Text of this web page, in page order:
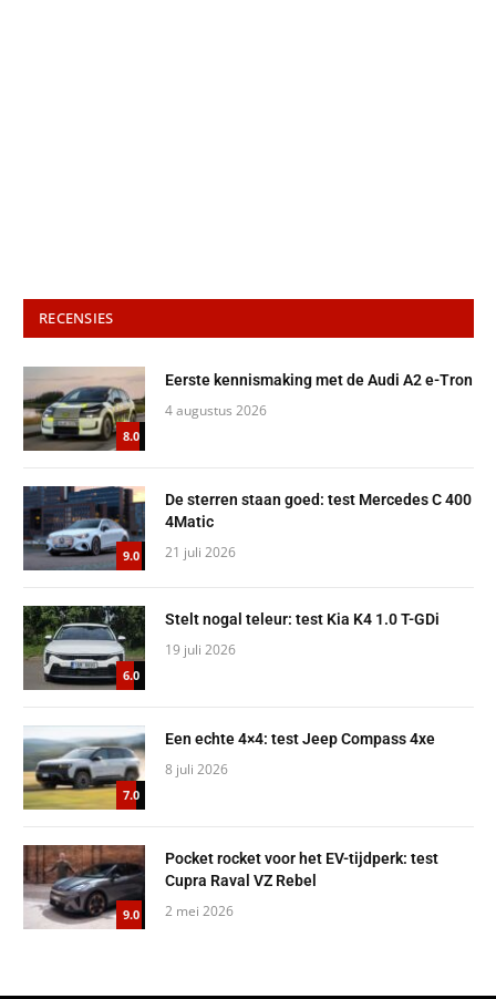
RECENSIES
8.0
Eerste kennismaking met de Audi A2 e-Tron
4 augustus 2026
9.0
De sterren staan goed: test Mercedes C 400
4Matic
21 juli 2026
6.0
Stelt nogal teleur: test Kia K4 1.0 T-GDi
19 juli 2026
7.0
Een echte 4×4: test Jeep Compass 4xe
8 juli 2026
9.0
Pocket rocket voor het EV-tijdperk: test
Cupra Raval VZ Rebel
2 mei 2026